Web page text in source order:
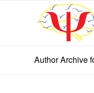
Author Archive